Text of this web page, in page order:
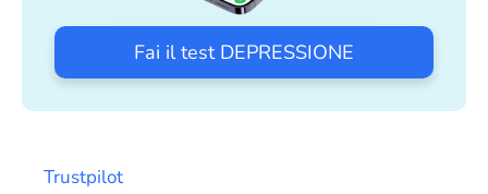
Fai il test DEPRESSIONE
Trustpilot